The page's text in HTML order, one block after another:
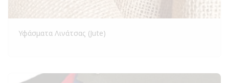
Υφάσματα Λινάτσας (Jute)